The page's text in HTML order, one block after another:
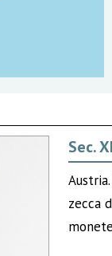
Sec.
zecca
monete